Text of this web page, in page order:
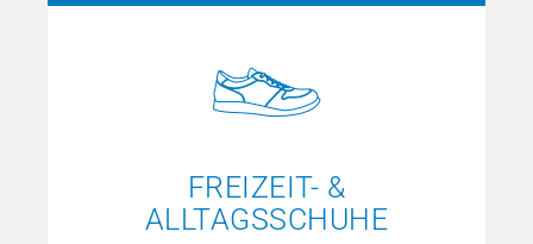
FREIZEIT- &
ALLTAGSSCHUHE